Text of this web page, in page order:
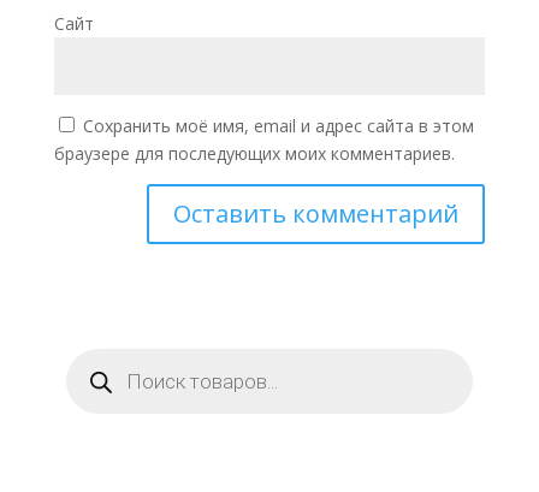
Сайт
Сохранить моё имя, email и адрес сайта в этом
браузере для последующих моих комментариев.
товаров